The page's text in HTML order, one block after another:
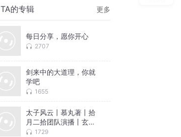
TA的专辑 更多
每日分享，愿你开心
2707
剑来中的大道理，你就
学吧
1655
太子风云丨慕丸著丨拾
月二拾团队演播丨玄幻
武侠1729